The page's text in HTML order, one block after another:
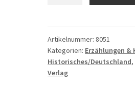
die
Stadt
Worms
Menge
Artikelnummer: 8051
Kategorien: Erzählungen &
Historisches/Deutschland,
Verlag